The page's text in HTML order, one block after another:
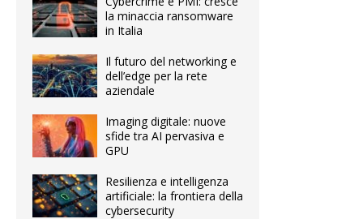
la minaccia ransomware
in Italia
Il futuro del networking e
dell’edge per la rete
aziendale
Imaging digitale: nuove
sfide tra AI pervasiva e
GPU
Resilienza e intelligenza
artificiale: la frontiera della
cybersecurity